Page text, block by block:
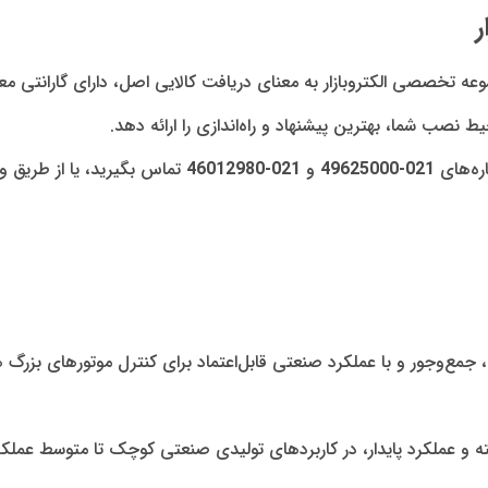
تخصصی الکتروبازار به معنای دریافت کالایی اصل، دارای گارانتی
نصب شما، بهترین پیشنهاد و راه‌اندازی را ارائه دهد.
021-49625000 و 021-46012980 تماس بگیرید، یا از طریق
جمع‌وجور و با عملکرد صنعتی قابل‌اعتماد برای کنترل موتورهای
و عملکرد پایدار، در کاربردهای تولیدی صنعتی کوچک تا متوسط